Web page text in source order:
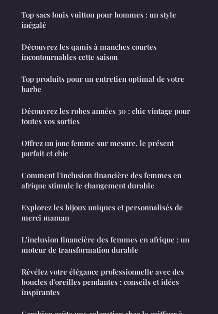
Top sacs louis vuitton pour hommes : un style
inégalé
Découvrez les qamis à manches courtes
incontournables cette saison
Top produits pour un entretien optimal de votre
barbe
Découvrez les robes années 30 : chic vintage pour
toutes vos sorties
Offrez un jonc femme sur mesure, le présent
parfait et chic
Comment l'inclusion financière des femmes en
afrique stimule le changement durable
Explorez les bijoux uniques et personnalisés de
merci maman
L'inclusion financière des femmes en afrique : un
moteur de transformation durable
Révélez votre élégance professionnelle avec des
boucles d'oreilles pendantes : conseils et idées
inspirantes